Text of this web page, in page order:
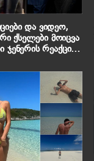
და ვიდეო,
ქსელები მოიცვა